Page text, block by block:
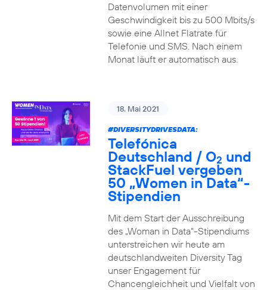
Datenvolumen mit einer
Geschwindigkeit bis zu 500 Mbits/s
sowie eine Allnet Flatrate für
Telefonie und SMS. Nach einem
Monat läuft er automatisch aus.
18. Mai 2021
#DIVERSITYDRIVESDATA:
Telefónica
Deutschland / O2 und
StackFuel vergeben
50 „Women in Data“-
Stipendien
Mit dem Start der Ausschreibung
des „Woman in Data“-Stipendiums
unterstreichen wir heute am
deutschlandweiten Diversity Tag
unser Engagement für
Chancengleichheit und Vielfalt von